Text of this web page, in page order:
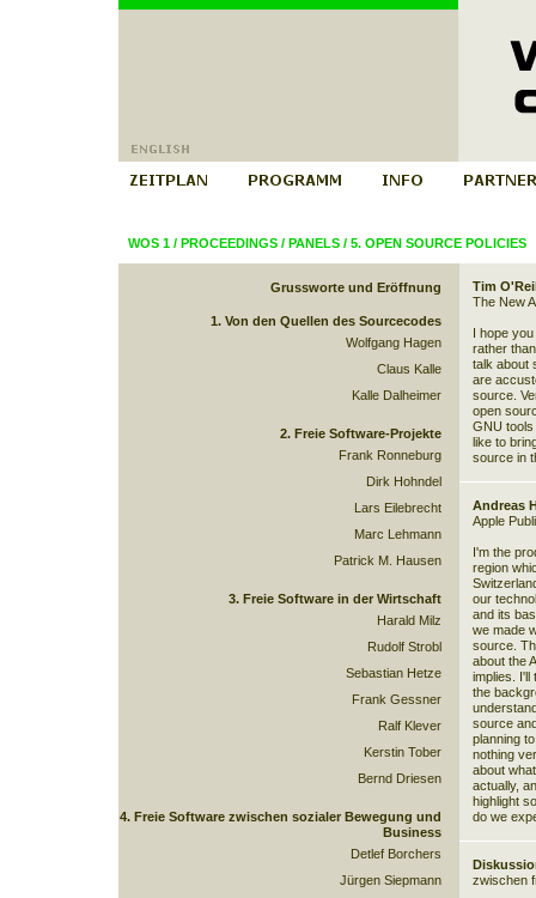
WOS 1/ PROCEEDINGS/ PANELS/ 5. OPEN SOURCE POLICIES
Grussworte und Eröffnung
1. Von den Quellen des Sourcecodes
Wolfgang Hagen
Claus Kalle
Kalle Dalheimer
2. Freie Software-Projekte
Frank Ronneburg
Dirk Hohndel
Lars Eilebrecht
Marc Lehmann
Patrick M. Hausen
3. Freie Software in der Wirtschaft
Harald Milz
Rudolf Strobl
Sebastian Hetze
Frank Gessner
Ralf Klever
Kerstin Tober
Bernd Driesen
4. Freie Software zwischen sozialer Bewegung und
Business
Detlef Borchers
Jürgen Siepmann
Tim
The New
I hope
rather
talk about
are
source.
open
GNU tools
like to
source in
Andreas
Apple
I'm the
region
our
and its
we made
source.
about the
implies. I'll
the
source
planning
nothing
about
actually,
highlight
do we
zwischen